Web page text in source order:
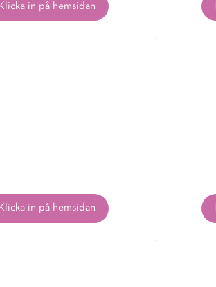
Klicka in på hemsidan
Klicka in på hemsidan